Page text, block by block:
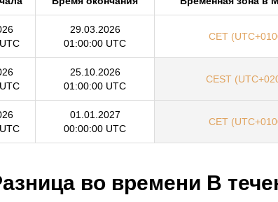
29.03.2026
01:00:00 UTC
CET
25.10.2026
01:00:00 UTC
CEST
01.01.2027
00:00:00 UTC
CET
во времени В